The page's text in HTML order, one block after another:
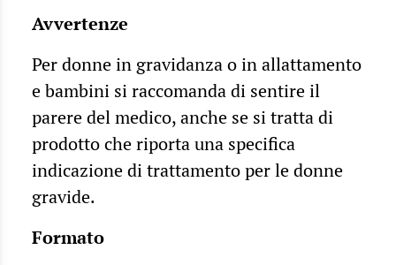
Avvertenze
Per donne in gravidanza o in allattamento
e bambini si raccomanda di sentire il
parere del medico, anche se si tratta di
prodotto che riporta una specifica
indicazione di trattamento per le donne
gravide.
Formato